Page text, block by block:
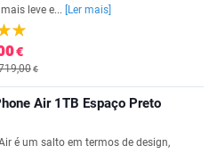
leve e...
[Ler mais]
€
€
Air 1TB Espaço Preto
é um salto em termos de design,